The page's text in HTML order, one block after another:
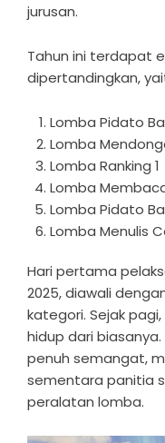
jurusan.
Tahun ini terdapat
dipertandingkan,
Lomba Pidato
Lomba
Lomba Ranking 1
Lomba
Lomba Pidato
Lomba Menulis
Hari pertama
2025, diawali
kategori. Sejak
hidup dari
penuh semangat,
sementara panitia
peralatan lomba.